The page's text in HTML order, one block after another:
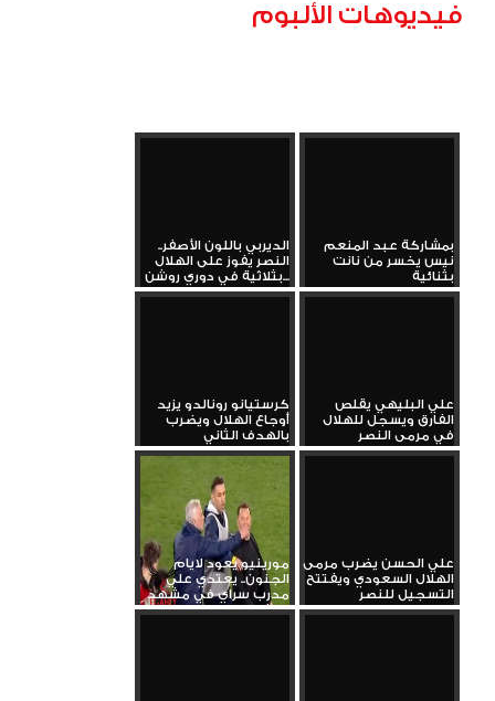
فيديوهات الألبوم
بمشاركة عبد المنعم
نيس يخسر من نانت
بثنائية
الديربي باللون الأصفر..
النصر يفوز على الهلال
بثلاثية في دوري روشن...
علي البليهي يقلص
الفارق ويسجل للهلال
في مرمى النصر
كرستيانو رونالدو يزيد
أوجاع الهلال ويضرب
بالهدف الثاني
علي الحسن يضرب مرمى
الهلال السعودي ويفتتح
التسجيل للنصر
مورينيو يعود لايام
الجنون.. يعتدي علي
مدرب سراي في مشهد
كارثي